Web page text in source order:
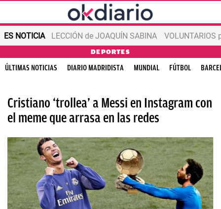
ES NOTICIA LECCIÓN de JOAQUÍN SABINA VOLUNTARIOS
DEPORTES
ÚLTIMAS NOTICIAS DIARIO MADRIDISTA MUNDIAL FÚTBOL
Cristiano ‘trollea’ a Messi en Instagram con
el meme que arrasa en las redes